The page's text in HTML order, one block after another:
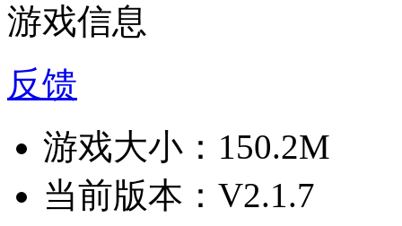
游戏信息
反馈
游戏大小： 150.2M
当前版本： V2.1.7